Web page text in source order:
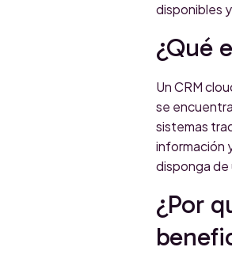
disponibles
¿Qué
Un CRM
se
sistemas
información
disponga de
¿Por